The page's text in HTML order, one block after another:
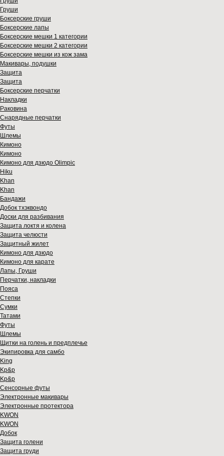
Груши
Боксерские груши
Боксерские лапы
Боксерские мешки 1 категории
Боксерские мешки 2 категории
Боксерские мешки из кож зама
Макивары, подушки
Защита
Защита
Боксерские перчатки
Накладки
Раковина
Снарядные перчатки
Футы
Шлемы
Кимоно
Кимоно
Кимоно для дзюдо Olimpic
Hiku
Khan
Khan
Бандажи
Добок тхэквондо
Доски для разбивания
Защита локтя и колена
Защита челюсти
Защитный жилет
Кимоно для дзюдо
Кимоно для карате
Лапы, Груши
Перчатки, накладки
Пояса
Степки
Сумки
Татами
Футы
Шлемы
Щитки на голень и предплечье
Экипировка для самбо
King
Kp&p
Kp&p
Сенсорные футы
Электронные макивары
Электронные протектора
KWON
KWON
Добок
Защита голени
Защита груди